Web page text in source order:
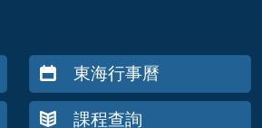
東海行事曆
課程查詢